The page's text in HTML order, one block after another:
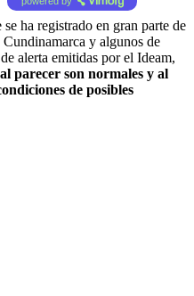
ha registrado en gran parte de
y algunos de
alerta emitidas por el Ideam,
parecer son normales y al
de posibles